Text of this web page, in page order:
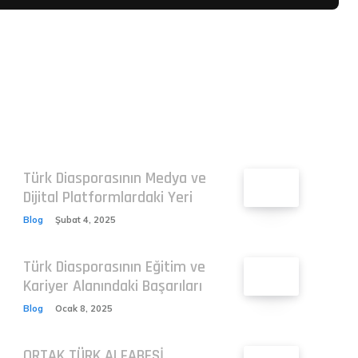
Türk Diasporasının Medya ve
Dijital Platformlardaki Yeri
Blog Şubat 4, 2025
Türk Diasporasının Eğitim ve
Kariyer Alanındaki Başarıları
Blog Ocak 8, 2025